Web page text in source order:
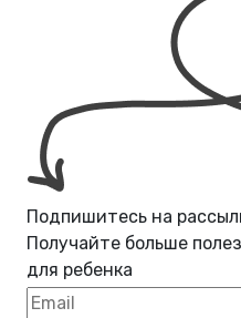
Подпишитесь на
Получайте больше
для ребенка